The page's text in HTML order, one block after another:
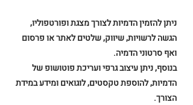
ניתן להזמין הדמיות לצורך מצגת ופורטפוליו,
הגשה לרשויות, שיווק, שלטים לאתר או פרסום
ואף סרטוני הדמיה.
בנוסף, ניתן עיצוב גרפי ועריכת פוטושופ של
הדמיות, להוספת טקסטים, לוגואים ומידע במידת
הצורך.